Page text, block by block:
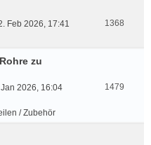
Feb 2026, 17:41
1368
zu
2026, 16:04
/ Zubehör
1479